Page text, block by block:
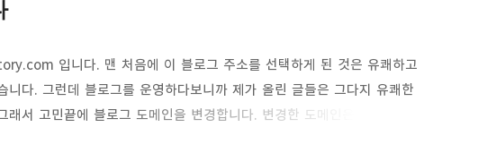
입니다. 맨 처음에 이 블로그 주소를 선택하게 된 것은 유쾌하고
니다. 그런데 블로그를 운영하다보니까 제가 올린 글들은 그다지 유쾌한
서 고민끝에 블로그 도메인을 변경합니다. 변경한 도메인은